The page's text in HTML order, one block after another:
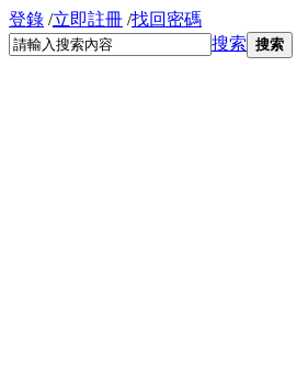
登錄 /立即註冊 /找回密碼
搜索 搜索